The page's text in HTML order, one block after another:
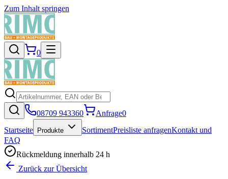
Zum Inhalt springen
0
08709 943360 Anfrage0
Startseite
Produkte SortimentPreisliste anfragenKontakt und
FAQ
Rückmeldung innerhalb 24 h
Zurück zur Übersicht